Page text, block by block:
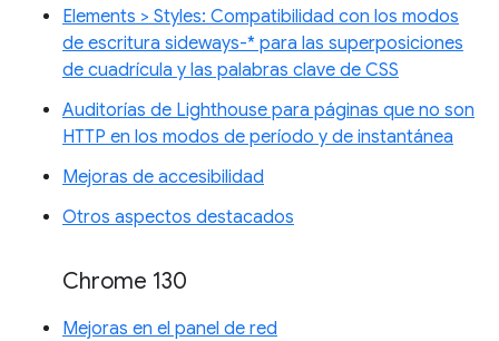
Elements > Styles: Compatibilidad con los modos
de escritura sideways-* para las superposiciones
de cuadrícula y las palabras clave de CSS
Auditorías de Lighthouse para páginas que no son
HTTP en los modos de período y de instantánea
Mejoras de accesibilidad
Otros aspectos destacados
Chrome 130
Mejoras en el panel de red